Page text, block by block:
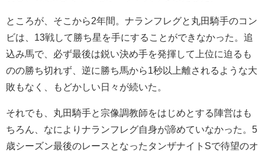
ところが、そこから2年間。ナランフレグと丸田騎手のコン
ビは、13戦して勝ち星を手にすることができなかった。追
込み馬で、必ず最後は鋭い決め手を発揮して上位に迫るも
のの勝ち切れず、逆に勝ち馬から1秒以上離されるような大
敗もなく、もどかしい日々が続いた。
それでも、丸田騎手と宗像調教師をはじめとする陣営はも
ちろん、なによりナランフレグ自身が諦めていなかった。5
歳シーズン最後のレースとなったタンザナイトSで待望のオ